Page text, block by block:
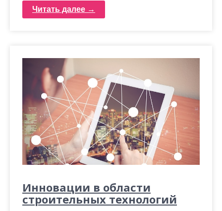
Читать далее →
Инновации в области
строительных технологий